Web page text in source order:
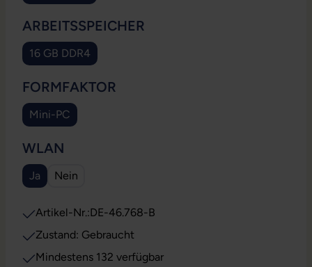
ARBEITSSPEICHER
16 GB DDR4
FORMFAKTOR
Mini-PC
WLAN
Ja Nein
Artikel-Nr.:DE-46.768-B
Zustand: Gebraucht
Mindestens 132 verfügbar